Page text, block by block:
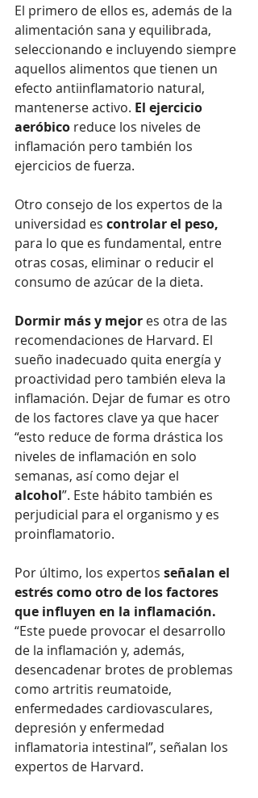
El primero de ellos es, además de la
alimentación sana y equilibrada,
seleccionando e incluyendo siempre
aquellos alimentos que tienen un
efecto antiinflamatorio natural,
mantenerse activo. El ejercicio
aeróbico reduce los niveles de
inflamación pero también los
ejercicios de fuerza.
Otro consejo de los expertos de la
universidad es controlar el peso,
para lo que es fundamental, entre
otras cosas, eliminar o reducir el
consumo de azúcar de la dieta.
Dormir más y mejor es otra de las
recomendaciones de Harvard. El
sueño inadecuado quita energía y
proactividad pero también eleva la
inflamación. Dejar de fumar es otro
de los factores clave ya que hacer
“esto reduce de forma drástica los
niveles de inflamación en solo
semanas, así como dejar el
alcohol”. Este hábito también es
perjudicial para el organismo y es
proinflamatorio.
Por último, los expertos señalan el
estrés como otro de los factores
que influyen en la inflamación.
“Este puede provocar el desarrollo
de la inflamación y, además,
desencadenar brotes de problemas
como artritis reumatoide,
enfermedades cardiovasculares,
depresión y enfermedad
inflamatoria intestinal”, señalan los
expertos de Harvard.